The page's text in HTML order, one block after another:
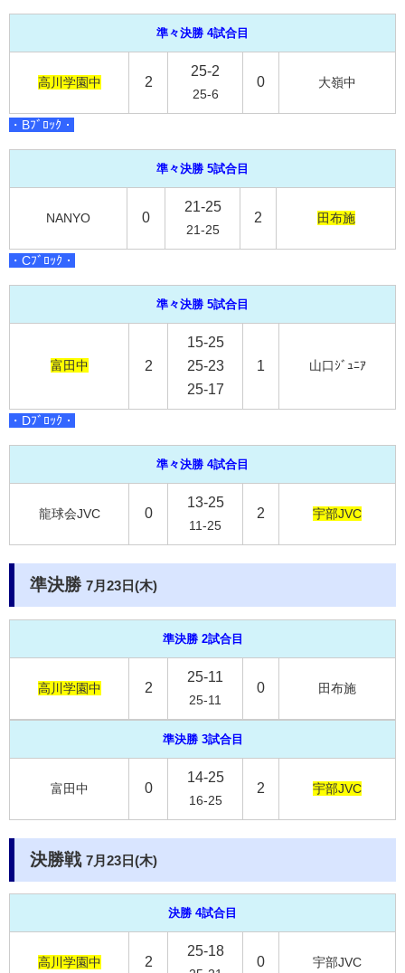
準々決勝 4試合目
高川学園中 2
25-2
25-6
0 大嶺中
・Bﾌﾞﾛｯｸ・
準々決勝 5試合目
NANYO 0
21-25
21-25
2 田布施
・Cﾌﾞﾛｯｸ・
準々決勝 5試合目
富田中 2
15-25
25-23
25-17
1 山口ｼﾞｭﾆｱ
・Dﾌﾞﾛｯｸ・
準々決勝 4試合目
龍球会JVC 0
13-25
11-25
2 宇部JVC
準決勝 7月23日(木)
準決勝 2試合目
高川学園中 2
25-11
25-11
0 田布施
準決勝 3試合目
富田中 0
14-25
16-25
2 宇部JVC
決勝戦 7月23日(木)
決勝 4試合目
高川学園中 2
25-18
0 宇部JVC